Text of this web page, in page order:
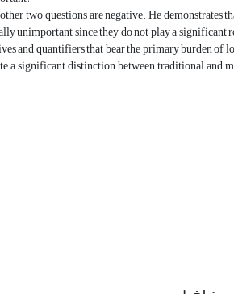
two questions are negative. He demonstrates
unimportant since they do not play a
and quantifiers that bear the primary burden
a significant distinction between traditional and